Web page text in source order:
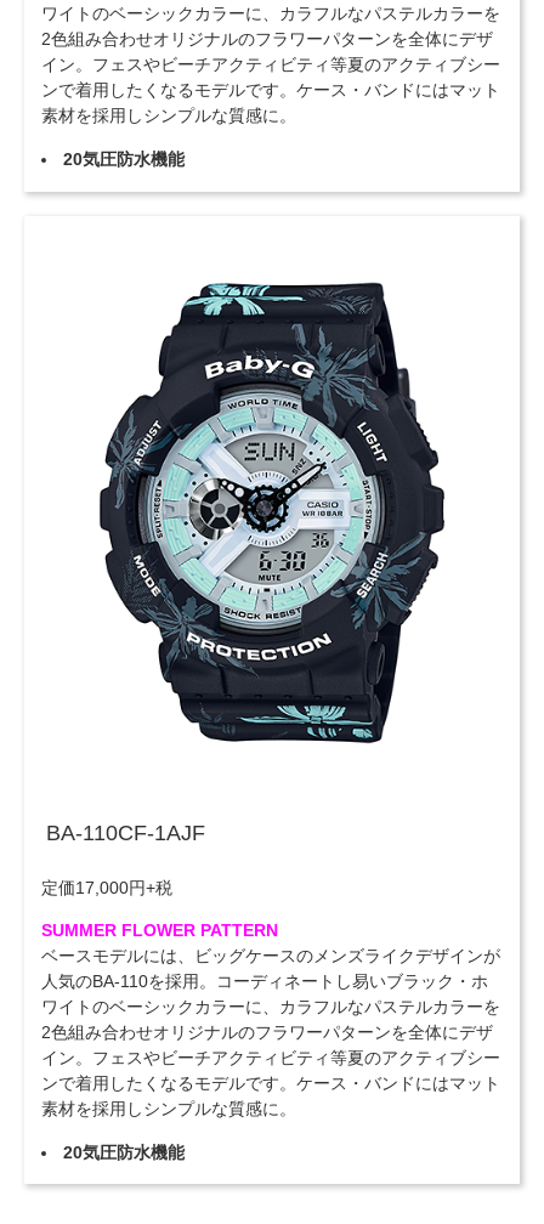
ワイトのベーシックカラーに、カラフルなパステルカラーを
2色組み合わせオリジナルのフラワーパターンを全体にデザ
イン。フェスやビーチアクティビティ等夏のアクティブシー
ンで着用したくなるモデルです。ケース・バンドにはマット
素材を採用しシンプルな質感に。
20気圧防水機能
BA-110CF-1AJF
定価17,000円+税
SUMMER FLOWER PATTERN
ベースモデルには、ビッグケースのメンズライクデザインが
人気のBA-110を採用。コーディネートし易いブラック・ホ
ワイトのベーシックカラーに、カラフルなパステルカラーを
2色組み合わせオリジナルのフラワーパターンを全体にデザ
イン。フェスやビーチアクティビティ等夏のアクティブシー
ンで着用したくなるモデルです。ケース・バンドにはマット
素材を採用しシンプルな質感に。
20気圧防水機能